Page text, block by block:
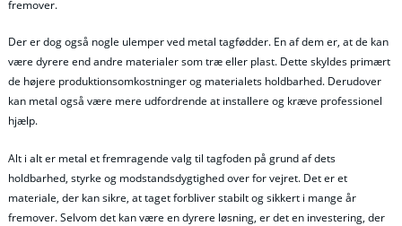
fremover.
Der er dog også nogle ulemper ved metal tagfødder. En af dem er, at de kan
være dyrere end andre materialer som træ eller plast. Dette skyldes primært
de højere produktionsomkostninger og materialets holdbarhed. Derudover
kan metal også være mere udfordrende at installere og kræve professionel
hjælp.
Alt i alt er metal et fremragende valg til tagfoden på grund af dets
holdbarhed, styrke og modstandsdygtighed over for vejret. Det er et
materiale, der kan sikre, at taget forbliver stabilt og sikkert i mange år
fremover. Selvom det kan være en dyrere løsning, er det en investering, der